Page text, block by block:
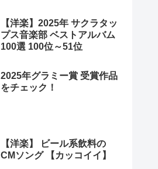
【洋楽】2025年 サクラタッ
プス音楽部 ベストアルバム
100選 100位～51位
2025年グラミー賞 受賞作品
をチェック！
【洋楽】 ビール系飲料の
CMソング 【カッコイイ】